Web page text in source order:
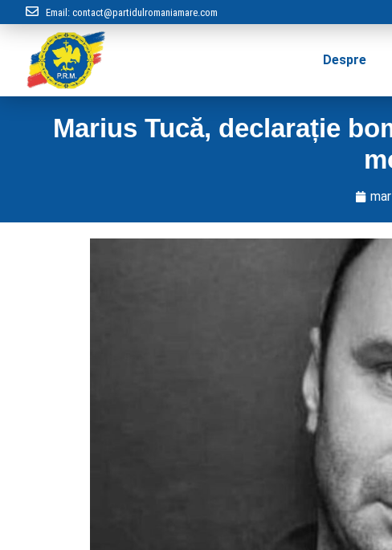
Email: contact@partidulromaniamare.com
Despre
Marius Tucă, declarație